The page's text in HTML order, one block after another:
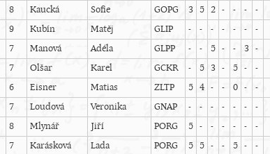
8
Kaucká Sofie GOPG 3 5 2 - - - -
9 Kubín Matěj GLIP - - - - - - -
7 Manová Adéla GLPP - - 5 - - 3 -
7
Olšar Karel GCKR - 5 3 - 5 - -
6 Eisner Matias ZLTP 5 4 - - 0 - -
7 Loudová Veronika GNAP - - - - - - -
8 Mlynář Jiří PORG 5 - - - - - -
7 Karásková Lada PORG 5 5 - - 5 - -